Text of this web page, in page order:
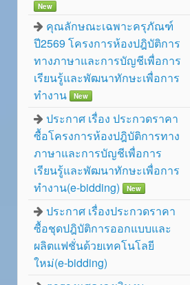
New
คุณลักษณะเฉพาะครุภัณฑ์
ปี2569 โครงการห้องปฎิบัติการ
ทางภาษาและการบัญชีเพื่อการ
เรียนรู้และพัฒนาทักษะเพื่อการ
ทำงาน
New
ประกาศ เรื่อง ประกวดราคา
ซื้อโครงการห้องปฎิบัติการทาง
ภาษาและการบัญชีเพื่อการ
เรียนรู้และพัฒนาทักษะเพื่อการ
ทำงาน(e-bidding)
New
ประกาศ เรื่องประกวดราคา
ซื้อชุดปฎิบัติการออกแบบและ
ผลิตแฟชั่นด้วยเทคโนโลยี
ใหม่(e-bidding)